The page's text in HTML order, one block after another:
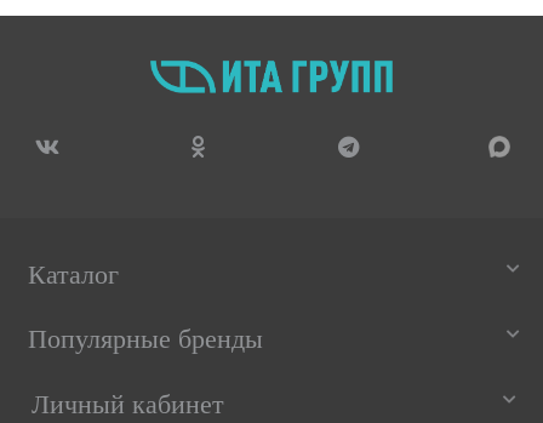
Каталог
Популярные бренды
Личный кабинет